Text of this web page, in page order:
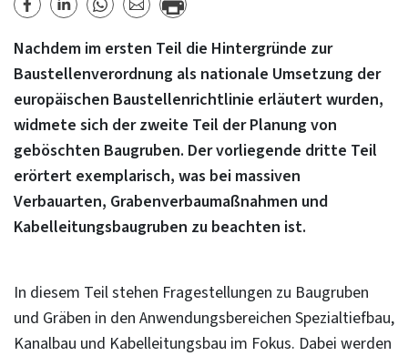
Nachdem im ersten Teil die Hintergründe zur
Baustellenverordnung als nationale Umsetzung der
europäischen Baustellenrichtlinie erläutert wurden,
widmete sich der zweite Teil der Planung von
geböschten Baugruben. Der vorliegende dritte Teil
erörtert exemplarisch, was bei massiven
Verbauarten, Grabenverbaumaßnahmen und
Kabelleitungsbaugruben zu beachten ist.
In diesem Teil stehen Fragestellungen zu Baugruben
und Gräben in den Anwendungsbereichen Spezialtiefbau,
Kanalbau und Kabelleitungsbau im Fokus. Dabei werden